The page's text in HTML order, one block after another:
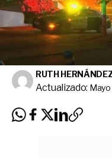
RUTH
Actualizado: Mayo